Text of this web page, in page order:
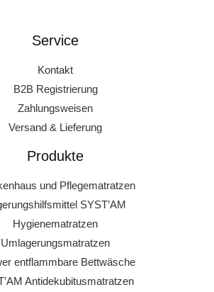
Service
Kontakt
B2B Registrierung
Zahlungsweisen
Versand & Lieferung
Produkte
und Pflegematratzen
SYST’AM
Hygienematratzen
Umlagerungsmatratzen
entflammbare Bettwäsche
Antidekubitusmatratzen